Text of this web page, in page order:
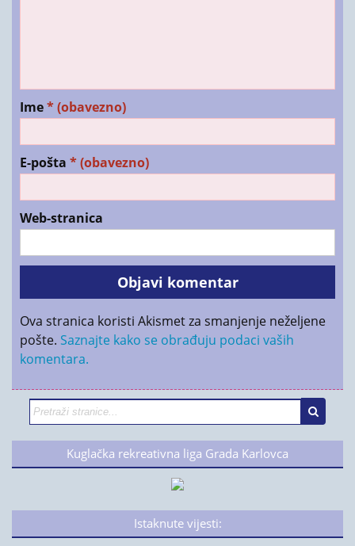
Ime* (obavezno)
E-pošta * (obavezno)
Web-stranica
Ova stranica koristi Akismet za smanjenje neželjene
pošte. Saznajte kako se obrađuju podaci vaših
komentara.
Kuglačka rekreativna liga Grada Karlovca
Istaknute vijesti: